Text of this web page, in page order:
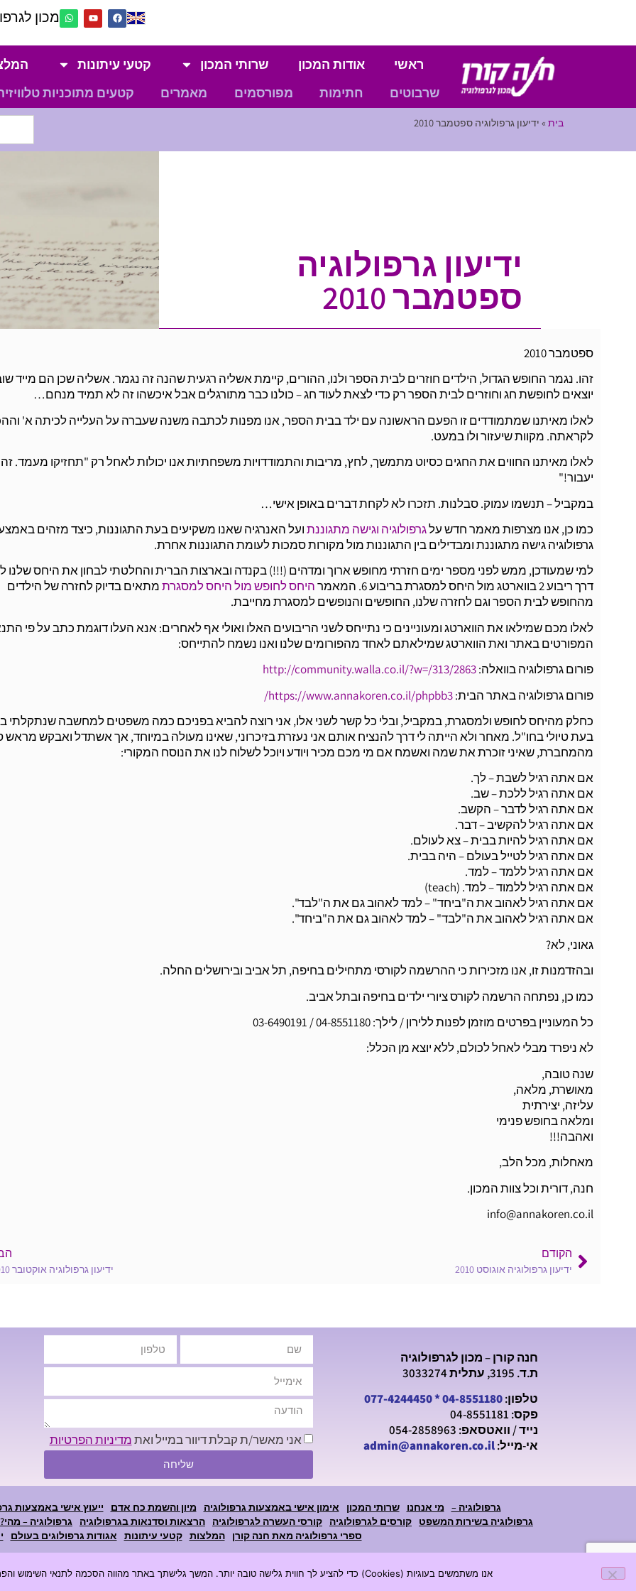
מכון
ראשי אודות המכון שרותי המכון קטעי עיתונות
שרבוטים
חתימות מפורסמים מאמרים קטעים מתוכניות
בית » ידיעון גרפולוגיה ספטמבר 2010
ידיעון גרפולוגיה
ספטמבר 2010
ספטמבר 2010
זהו. נגמר החופש הגדול, הילדים חוזרים לבית הספר ולנו, ההורים, קיימת אשליה רגעית שהנה זה נגמר. אשליה שכן הם מייד
יוצאים לחופשת חג וחוזרים לבית הספר רק כדי לצאת לעוד חג – כולנו כבר מתורגלים אבל איכשהו זה לא תמיד מנחם…
לאלו מאיתנו שמתמודדים זו הפעם הראשונה עם ילד בבית הספר, אנו מפנות לכתבה משנה שעברה על העלייה לכיתה א'
לקראתה. מקוות שיעזור ולו במעט.
לאלו מאיתנו החווים את החגים כסיוט מתמשך, לחץ, מריבות והתמודדויות משפחתיות אנו יכולות לאחל רק "תחזיקו מעמד. זה
יעבור!"
במקביל – תנשמו עמוק. סבלנות. תזכרו לא לקחת דברים באופן אישי…
כמו כן, אנו מצרפות מאמר חדש עלגרפולוגיה וגישה מתגוננתועל האנרגיה שאנו משקיעים בעת התגוננות, כיצד מזהים
גרפולוגיה גישה מתגוננת ומבדילים בין התגוננות מול מקורות סמכות לעומת התגוננות אחרת.
למי שמעודכן, ממש לפני מספר ימים חזרתי מחופש ארוך ומדהים (!!!) בקנדה ובארצות הברית והחלטתי לבחון את היחס שלנו
דרך ריבוע 2 בווארטג מול היחס למסגרת בריבוע 6. המאמר
היחס לחופש מול היחס למסגרתמתאים בדיוק לחזרה של הילדים
מהחופש לבית הספר וגם לחזרה שלנו, החופשים והנופשים למסגרת מחייבת.
לאלו מכם שמילאו את הווארטג ומעוניינים כי נתייחס לשני הריבועים האלו ואולי אף לאחרים: אנא העלו דוגמת כתב על פי
המפורטים באתר ואת הווארטג שמילאתם לאחד מהפורומים שלנו ואנו נשמח להתייחס:
פורום גרפולוגיה בוואלה:http://community.walla.co.il/?w=/313/2863
פורום גרפולוגיה באתר הבית:https://www.annakoren.co.il/phpbb3/
כחלק מהיחס לחופש ולמסגרת, במקביל, ובלי כל קשר לשני אלו, אני רוצה להביא בפניכם כמה משפטים למחשבה שנתקלתי
בעת טיולי בחו"ל. מאחר ולא הייתה לי דרך להנציח אותם אני נעזרת בזיכרוני, שאינו מעולה במיוחד, אך אשתדל ואבקש מראש
מהמחברת, שאיני זוכרת את שמה ואשמח אם מי מכם מכיר ויודע ויוכל לשלוח לנו את הנוסח המקורי:
אם אתה רגיל לשבת – לך.
אם אתה רגיל ללכת – שב.
אם אתה רגיל לדבר – הקשב.
אם אתה רגיל להקשיב – דבר.
אם אתה רגיל להיות בבית – צא לעולם.
אם אתה רגיל לטייל בעולם – היה בבית.
אם אתה רגיל ללמד – למד.
אם אתה רגיל ללמוד – למד. (teach)
אם אתה רגיל לאהוב את ה"ביחד" – למד לאהוב גם את ה"לבד".
אם אתה רגיל לאהוב את ה"לבד" – למד לאהוב גם את ה"ביחד".
גאוני, לא?
ובהזדמנות זו, אנו מזכירות כי ההרשמה לקורסי מתחילים בחיפה, תל אביב ובירושלים החלה.
כמו כן, נפתחה הרשמה לקורס ציורי ילדים בחיפה ובתל אביב.
כל המעוניין בפרטים מוזמן לפנות ללירון / לילך: 04-8551180 / 03-6490191
לא ניפרד מבלי לאחל לכולם, ללא יוצא מן הכלל:
שנה טובה,
מאושרת, מלאה,
עליזה, יצירתית
ומלאה בחופש פנימי
ואהבה!!!
מאחלות, מכל הלב,
חנה, דורית וכל צוות המכון.
info@annakoren.co.il
הקודם
ידיעון גרפולוגיה אוגוסט 2010 ידיעון גרפולוגיה אוקטובר 2010
חנה קורן – מכון לגרפולוגיה
ת.ד. 3195, עתלית 3033274
טלפון:04-8551180
*
077-4244450
פקס: 04-8551181
נייד / וואטסאפ: 054-2858963
אי-מייל:admin@annakoren.co.il אני מאשר/ת קבלת דיוור במייל ואתמדיניות הפרטיות
שליחה
גרפולוגיה – מי אנחנו שרותי המכון אימון אישי באמצעות גרפולוגיה מיון והשמת כח אדם
ייעוץ אישי באמצעות
גרפולוגיה בשירות המשפט
קורסים לגרפולוגיה קורסי העשרה לגרפולוגיה הרצאות וסדנאות בגרפולוגיה
גרפולוגיה – מהי?
ספרי גרפולוגיה מאת חנה קורן
המלצות קטעי עיתונות אגודות גרפולוגים בעולם
מדיניות פרטיותהצהרת נגישותבניית אתר | ESSEK אנו משתמשים בעוגיות (Cookies) כדי להציע לך חווית גלישה טובה יותר. המשך גלישתך באתר מהווה הסכמה לתנאי השימוש והפרטיות באתר.